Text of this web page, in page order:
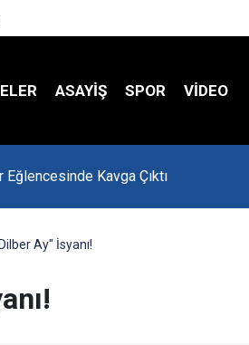
ASAYİŞ SPOR VIDEO
Kavga Çıktı
Ay" İsyanı!